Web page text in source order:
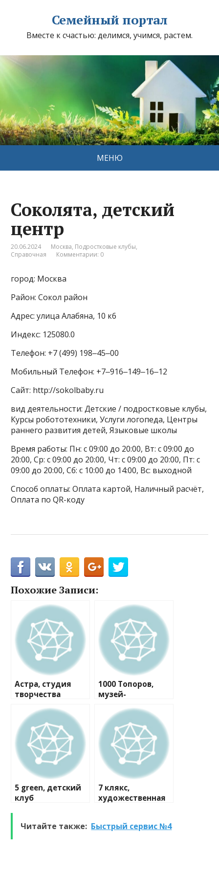
Семейный портал
Вместе к счастью: делимся, учимся, растем.
МЕНЮ
Соколята, детский
центр
20.06.2024 Москва, Подростковые клубы,
Справочная
Комментарии: 0
город: Москва
Район: Сокол район
Адрес: улица Алабяна, 10 к6
Индекс: 125080.0
Телефон: +7 (499) 198‒45‒00
Мобильный Телефон: +7‒916‒149‒16‒12
Сайт: http://sokolbaby.ru
вид деятельности: Детские / подростковые клубы,
Курсы робототехники, Услуги логопеда, Центры
раннего развития детей, Языковые школы
Время работы: Пн: с 09:00 до 20:00, Вт: с 09:00 до
20:00, Ср: с 09:00 до 20:00, Чт: с 09:00 до 20:00, Пт: с
09:00 до 20:00, Сб: с 10:00 до 14:00, Вс: выходной
Способ оплаты: Оплата картой, Наличный расчёт,
Оплата по QR-коду
Похожие Записи:
Астра, студия
творчества
1000 Топоров,
музей-
5 green, детский
клуб
7 клякс,
художественная
Читайте также: Быстрый сервис №4